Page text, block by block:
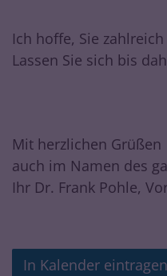
Ich hoffe, Sie
Lassen Sie sich bis
Mit herzlichen Grüßen
auch im Namen des
Ihr Dr. Frank Pohle,
In Kalender eintragen